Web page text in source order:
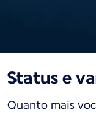
Status e
Quanto mais